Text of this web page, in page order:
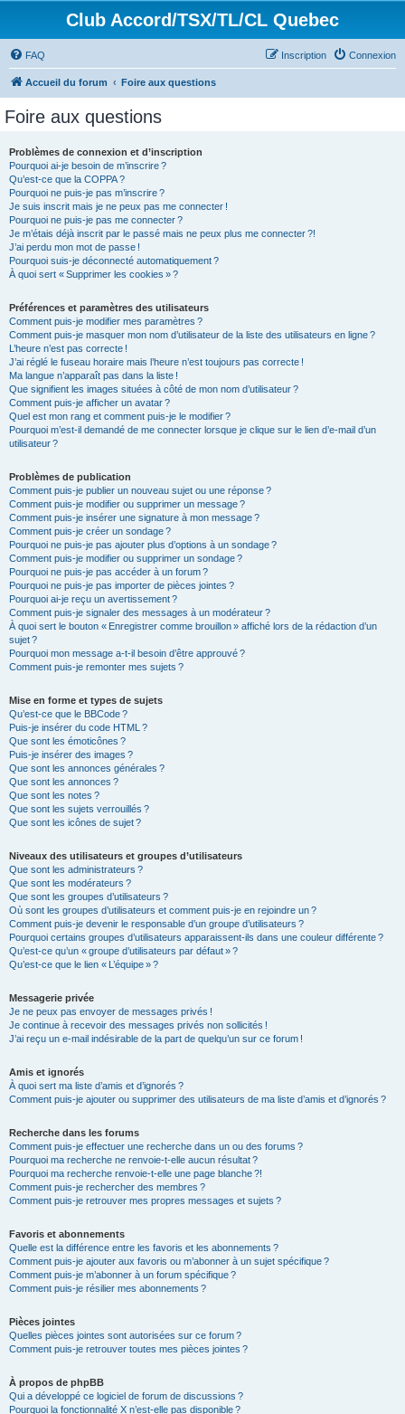
Club Accord/TSX/TL/CL Quebec
FAQ Connexion
Inscription
Accueil du forum Foire aux questions
Foire aux questions
Problèmes de connexion et d’inscription
Pourquoi ai-je besoin de m’inscrire ?
Qu’est-ce que la COPPA ?
Pourquoi ne puis-je pas m’inscrire ?
Je suis inscrit mais je ne peux pas me connecter !
Pourquoi ne puis-je pas me connecter ?
Je m’étais déjà inscrit par le passé mais ne peux plus me connecter ?!
J’ai perdu mon mot de passe !
Pourquoi suis-je déconnecté automatiquement ?
À quoi sert « Supprimer les cookies » ?
Préférences et paramètres des utilisateurs
Comment puis-je modifier mes paramètres ?
Comment puis-je masquer mon nom d’utilisateur de la liste des utilisateurs en ligne ?
L’heure n’est pas correcte !
J’ai réglé le fuseau horaire mais l’heure n’est toujours pas correcte !
Ma langue n’apparaît pas dans la liste !
Que signifient les images situées à côté de mon nom d’utilisateur ?
Comment puis-je afficher un avatar ?
Quel est mon rang et comment puis-je le modifier ?
Pourquoi m’est-il demandé de me connecter lorsque je clique sur le lien d’e-mail d’un
utilisateur ?
Problèmes de publication
Comment puis-je publier un nouveau sujet ou une réponse ?
Comment puis-je modifier ou supprimer un message ?
Comment puis-je insérer une signature à mon message ?
Comment puis-je créer un sondage ?
Pourquoi ne puis-je pas ajouter plus d’options à un sondage ?
Comment puis-je modifier ou supprimer un sondage ?
Pourquoi ne puis-je pas accéder à un forum ?
Pourquoi ne puis-je pas importer de pièces jointes ?
Pourquoi ai-je reçu un avertissement ?
Comment puis-je signaler des messages à un modérateur ?
À quoi sert le bouton « Enregistrer comme brouillon » affiché lors de la rédaction d’un
sujet ?
Pourquoi mon message a-t-il besoin d’être approuvé ?
Comment puis-je remonter mes sujets ?
Mise en forme et types de sujets
Qu’est-ce que le BBCode ?
Puis-je insérer du code HTML ?
Que sont les émoticônes ?
Puis-je insérer des images ?
Que sont les annonces générales ?
Que sont les annonces ?
Que sont les notes ?
Que sont les sujets verrouillés ?
Que sont les icônes de sujet ?
Niveaux des utilisateurs et groupes d’utilisateurs
Que sont les administrateurs ?
Que sont les modérateurs ?
Que sont les groupes d’utilisateurs ?
Où sont les groupes d’utilisateurs et comment puis-je en rejoindre un ?
Comment puis-je devenir le responsable d’un groupe d’utilisateurs ?
Pourquoi certains groupes d’utilisateurs apparaissent-ils dans une couleur différente ?
Qu’est-ce qu’un « groupe d’utilisateurs par défaut » ?
Qu’est-ce que le lien « L’équipe » ?
Messagerie privée
Je ne peux pas envoyer de messages privés !
Je continue à recevoir des messages privés non sollicités !
J’ai reçu un e-mail indésirable de la part de quelqu’un sur ce forum !
Amis et ignorés
À quoi sert ma liste d’amis et d’ignorés ?
Comment puis-je ajouter ou supprimer des utilisateurs de ma liste d’amis et d’ignorés ?
Recherche dans les forums
Comment puis-je effectuer une recherche dans un ou des forums ?
Pourquoi ma recherche ne renvoie-t-elle aucun résultat ?
Pourquoi ma recherche renvoie-t-elle une page blanche ?!
Comment puis-je rechercher des membres ?
Comment puis-je retrouver mes propres messages et sujets ?
Favoris et abonnements
Quelle est la différence entre les favoris et les abonnements ?
Comment puis-je ajouter aux favoris ou m’abonner à un sujet spécifique ?
Comment puis-je m’abonner à un forum spécifique ?
Comment puis-je résilier mes abonnements ?
Pièces jointes
Quelles pièces jointes sont autorisées sur ce forum ?
Comment puis-je retrouver toutes mes pièces jointes ?
À propos de phpBB
Qui a développé ce logiciel de forum de discussions ?
Pourquoi la fonctionnalité X n’est-elle pas disponible ?